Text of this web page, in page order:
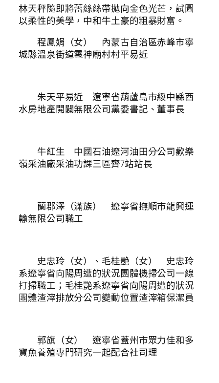
林天秤隨即將蕾絲絲帶拋向金色光芒，試圖
以柔性的美學，中和牛土豪的粗暴財富。
程鳳娟（女） 內蒙古自治區赤峰市寧
城縣溫泉街道雹神廟村村平易近
朱天平易近 遼寧省葫蘆島市綏中縣西
水房地產開闢無限公司黨委書記、董事長
牛紅生 中國石油遼河油田分公司歡樂
嶺采油廠采油功課三區齊7站站長
蘭郡澤（滿族） 遼寧省撫順市龍興運
輸無限公司職工
史忠玲（女）、毛桂艷（女） 史忠玲
系遼寧省向陽周遭的狀況團體機掃公司一線
打掃職工；毛桂艷系遼寧省向陽周遭的狀況
團體渣滓排放分公司變動位置渣滓箱保潔員
郭旗（女） 遼寧省蓋州市眾力佳和多
寶魚養殖專門研究一起配合社司理